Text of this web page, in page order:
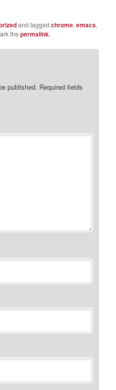
and taggedchrome,emacs,
thepermalink.
published. Required fields